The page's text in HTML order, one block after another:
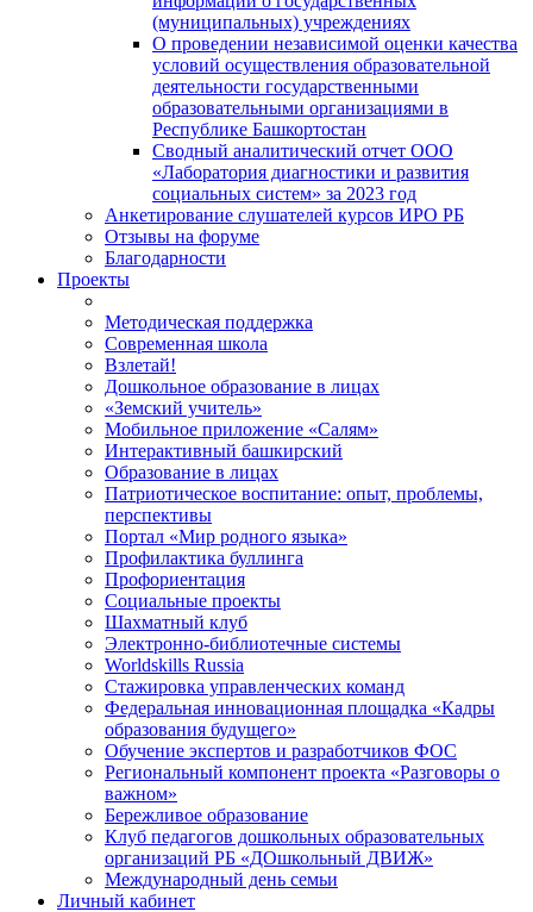
(муниципальных) учреждениях
О проведении независимой оценки качества
условий осуществления образовательной
деятельности государственными
образовательными организациями в
Республике Башкортостан
Сводный аналитический отчет ООО
«Лаборатория диагностики и развития
социальных систем» за 2023 год
Анкетирование слушателей курсов ИРО РБ
Отзывы на форуме
Благодарности
Проекты
Методическая поддержка
Современная школа
Взлетай!
Дошкольное образование в лицах
«Земский учитель»
Мобильное приложение «Салям»
Интерактивный башкирский
Образование в лицах
Патриотическое воспитание: опыт, проблемы,
перспективы
Портал «Мир родного языка»
Профилактика буллинга
Профориентация
Социальные проекты
Шахматный клуб
Электронно-библиотечные системы
Worldskills Russia
Стажировка управленческих команд
Федеральная инновационная площадка «Кадры
образования будущего»
Обучение экспертов и разработчиков ФОС
Региональный компонент проекта «Разговоры о
важном»
Бережливое образование
Клуб педагогов дошкольных образовательных
организаций РБ «ДОшкольный ДВИЖ»
Международный день семьи
Личный кабинет